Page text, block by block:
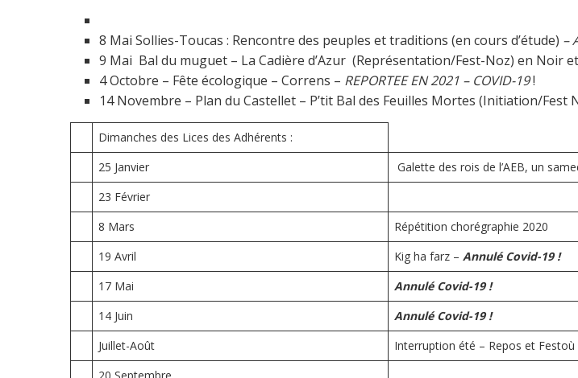
8 Mai Sollies-Toucas : Rencontre des peuples et traditions (en cours d’étude) –
9 Mai Bal du muguet – La Cadière d’Azur (Représentation/Fest-Noz) en Noir
4 Octobre – Fête écologique – Correns – REPORTEE EN 2021 – COVID-19!
14 Novembre – Plan du Castellet – P’tit Bal des Feuilles Mortes (Initiation/Fest
Dimanches des Lices des Adhérents :
25 Janvier
Galette des rois de l’AEB, un
23 Février
8 Mars
Répétition chorégraphie 2020
19 Avril
Kig ha farz – Annulé Covid-19 !
17 Mai
Annulé Covid-19 !
14 Juin
Annulé Covid-19 !
Juillet-Août
Interruption été – Repos et
20 Septembre